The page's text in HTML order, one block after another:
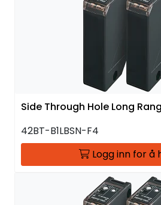
Side Through Hole Long
42BT-B1LBSN-F4
Logg inn for å